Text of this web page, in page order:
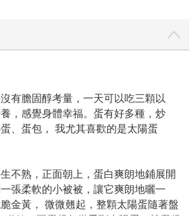
有膽固醇考量，一天可以吃三顆以
，感覺身體幸福。蛋有好多種，炒
、蛋包， 我尤其喜歡的是太陽蛋
不熟，正面朝上，蛋白爽朗地鋪展開
張柔軟的小被被，讓它爽朗地曬一
金黃， 微微翹起，整顆太陽蛋隨著盤